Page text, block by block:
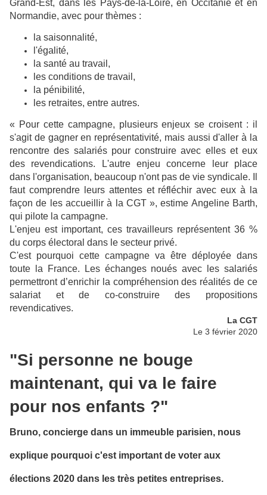
Grand-Est, dans les Pays-de-la-Loire, en Occitanie et en
Normandie, avec pour thèmes :
la saisonnalité,
l'égalité,
la santé au travail,
les conditions de travail,
la pénibilité,
les retraites, entre autres.
« Pour cette campagne, plusieurs enjeux se croisent : il
s'agit de gagner en représentativité, mais aussi d'aller à la
rencontre des salariés pour construire avec elles et eux
des revendications. L'autre enjeu concerne leur place
dans l'organisation, beaucoup n'ont pas de vie syndicale. Il
faut comprendre leurs attentes et réfléchir avec eux à la
façon de les accueillir à la CGT », estime Angeline Barth,
qui pilote la campagne.
L'enjeu est important, ces travailleurs représentent 36 %
du corps électoral dans le secteur privé.
C'est pourquoi cette campagne va être déployée dans
toute la France. Les échanges noués avec les salariés
permettront d’enrichir la compréhension des réalités de ce
salariat et de co-construire des propositions
revendicatives.
La CGT
Le 3 février 2020
"Si personne ne bouge
maintenant, qui va le faire
pour nos enfants ?"
Bruno, concierge dans un immeuble parisien, nous
explique pourquoi c'est important de voter aux
élections 2020 dans les très petites entreprises.